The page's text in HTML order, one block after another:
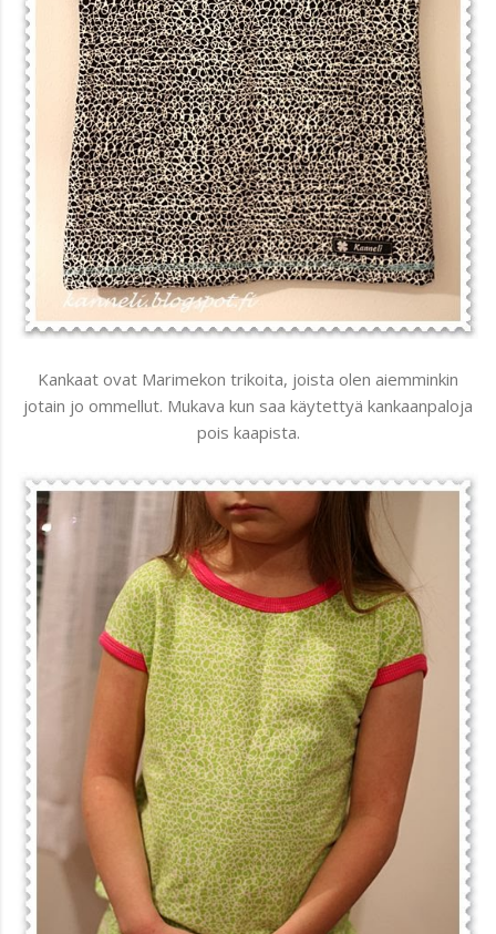
Kankaat ovat Marimekon trikoita, joista olen aiemminkin
jotain jo ommellut. Mukava kun saa käytettyä kankaanpaloja
pois kaapista.